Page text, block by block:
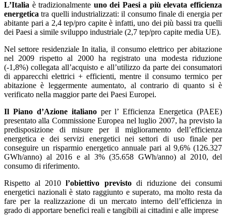
L’Italia è tradizionalmente uno dei Paesi a più elevata efficienza
energetica tra quelli industrializzati: il consumo finale di energia per
abitante pari a 2,4 tep/pro capite è infatti, uno dei più bassi tra quelli
dei Paesi a simile sviluppo industriale (2,7 tep/pro capite media UE).
Nel settore residenziale In italia, il consumo elettrico per abitazione
nel 2009 rispetto al 2000 ha registrato una modesta riduzione
(-1,8%) collegata all’acquisto e all’utilizzo da parte dei consumatori
di apparecchi elettrici + efficienti, mentre il consumo termico per
abitazione è leggermente aumentato, al contrario di quanto si è
verificato nella maggior parte dei Paesi Europei.
Il Piano d’Azione italianoper l’ Efficienza Energetica (PAEE)
presentato alla Commissione Europea nel luglio 2007, ha previsto la
predisposizione di misure per il miglioramento dell’efficienza
energetica e dei servizi energetici nei settori di uso finale per
conseguire un risparmio energetico annuale pari al 9,6% (126.327
GWh/anno) al 2016 e al 3% (35.658 GWh/anno) al 2010, del
consumo di riferimento.
Rispetto al 2010l’obiettivo previstodi riduzione dei consumi
energetici nazionali è stato raggiunto e superato, ma molto resta da
fare per la realizzazione di un mercato interno dell’efficienza in
grado di apportare benefici reali e tangibili ai cittadini e alle imprese